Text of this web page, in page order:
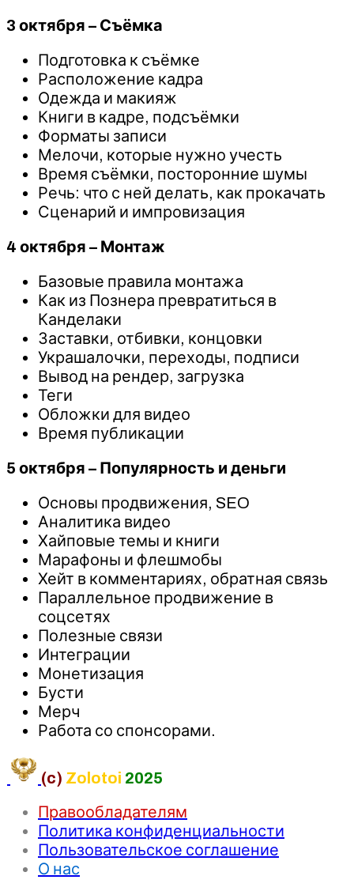
3 октября – Съёмка
Подготовка к съёмке
Расположение кадра
Одежда и макияж
Книги в кадре, подсъёмки
Форматы записи
Мелочи, которые нужно учесть
Время съёмки, посторонние шумы
Речь: что с ней делать, как прокачать
Сценарий и импровизация
4 октября – Монтаж
Базовые правила монтажа
Как из Познера превратиться в
Канделаки
Заставки, отбивки, концовки
Украшалочки, переходы, подписи
Вывод на рендер, загрузка
Теги
Обложки для видео
Время публикации
5 октября – Популярность и деньги
Основы продвижения, SEO
Аналитика видео
Хайповые темы и книги
Марафоны и флешмобы
Хейт в комментариях, обратная связь
Параллельное продвижение в
соцсетях
Полезные связи
Интеграции
Монетизация
Бусти
Мерч
Работа со спонсорами.
(c) Zolotoi 2025
Правообладателям
Политика конфиденциальности
Пользовательское соглашение
О нас